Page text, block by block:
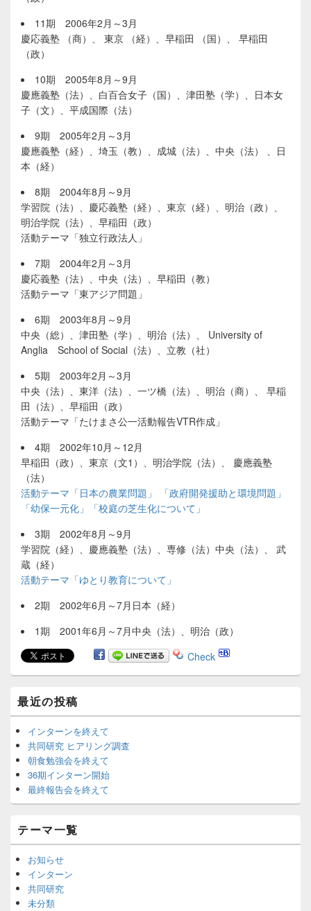
11期 2006年2月～3月
慶応義塾 （商）、 東京 （経）、早稲田 （国）、 早稲田
（政）
10期 2005年8月～9月
慶應義塾（法）、白百合女子（国）、津田塾（学）、日本女
子（文）、平成国際（法）
9期 2005年2月～3月
慶應義塾（経）、埼玉（教）、成城（法）、中央（法） 、日
本（経）
8期 2004年8月～9月
学習院（法）、慶応義塾（経）、東京（経）、明治（政）、
明治学院（法）、早稲田（政）
活動テーマ「独立行政法人」
7期 2004年2月～3月
慶応義塾（法）、中央（法）、早稲田（教）
活動テーマ「東アジア問題」
6期 2003年8月～9月
中央（総）、津田塾（学）、明治（法）、 University of
Anglia School of Social（法）、立教（社）
5期 2003年2月～3月
中央（法）、東洋（法）、一ツ橋（法）、明治（商）、 早稲
田（法）、早稲田（政）
活動テーマ「たけまさ公一活動報告VTR作成」
4期 2002年10月～12月
早稲田（政）、東京（文1）、明治学院（法）、 慶應義塾
（法）
活動テーマ「日本の農業問題」 「政府開発援助と環境問題」
「幼保一元化」「校庭の芝生化について」
3期 2002年8月～9月
学習院（経）、慶應義塾（法）、専修（法）中央（法）、 武
蔵（経）
活動テーマ「ゆとり教育について」
2期 2002年6月～7月日本（経）
1期 2001年6月～7月中央（法）、明治（政）
Check
Primary
Sidebar
最近の投稿
インターンを終えて
共同研究 ヒアリング調査
朝食勉強会を終えて
36期インターン開始
最終報告会を終えて
テーマ一覧
お知らせ
インターン
共同研究
未分類